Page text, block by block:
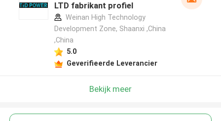
LTD fabrikant profiel
Weinan High Technology
Development Zone, Shaanxi ,China
,China
5.0
Geverifieerde Leverancier
Bekijk meer